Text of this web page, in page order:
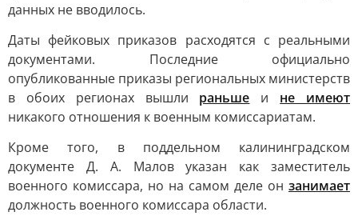
данных не вводилось.
Даты фейковых приказов расходятся с реальными
документами. Последние официально
опубликованные приказы региональных министерств
в обоих регионах вышли раньше и не имеют
никакого отношения к военным комиссариатам.
Кроме того, в поддельном калининградском
документе Д. А. Малов указан как заместитель
военного комиссара, но на самом деле он занимает
должность военного комиссара области.